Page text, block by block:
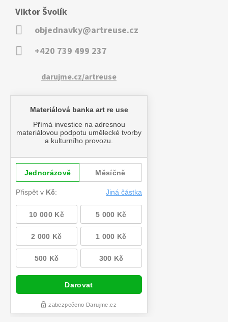
Viktor Švolík
objednavky@artreuse.cz
+420 739 499 237
darujme.cz/artreuse